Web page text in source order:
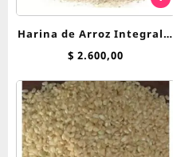
Harina de Arroz Integral 1
Kg
$ 2.600,00